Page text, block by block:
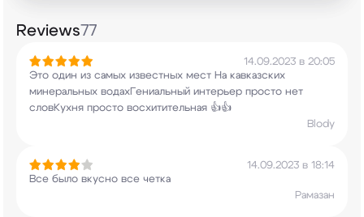
Reviews77
14.09.2023 в 20:05
Это один из самых известных мест На кавказских
минеральных водахГениальный интерьер просто нет
словКухня просто восхитительная 👍👍
Blody
14.09.2023 в 18:14
Все было вкусно все четка
Рамазан